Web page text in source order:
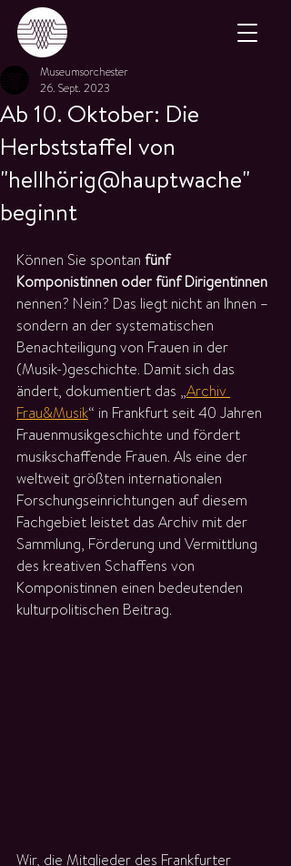
Ab 10. Oktober: Die
Herbststaffel von
"hellhörig@hauptwache"
beginnt
Museumsorchester
26. Sept. 2023
Können Sie spontan fünf
Komponistinnen oder fünf Dirigentinnen
nennen? Nein? Das liegt nicht an Ihnen –
sondern an der systematischen
Benachteiligung von Frauen in der
(Musik-)geschichte. Damit sich das
ändert, dokumentiert das „Archiv
Frau&Musik“ in Frankfurt seit 40 Jahren
Frauenmusikgeschichte und fördert
musikschaffende Frauen. Als eine der
weltweit größten internationalen
Forschungseinrichtungen auf diesem
Fachgebiet leistet das Archiv mit der
Sammlung, Förderung und Vermittlung
des kreativen Schaffens von
Komponistinnen einen bedeutenden
kulturpolitischen Beitrag.
Wir, die Mitglieder des Frankfurter